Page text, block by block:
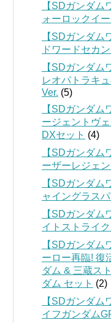
【SDガンダム
ォーロックイ
【SDガンダム
ドワードセカ
【SDガンダム
レオパトラキ
Ver. (5)
【SDガンダム
ージェントヴ
DXセット (4)
【SDガンダム
ーザーレジェ
【SDガンダム
ャイングラス
【SDガンダム
イトストライ
【SDガンダム
ーロー再臨! 復
ダム & 三蔵ス
ダム セット (2)
【SDガンダム
イフガンダム